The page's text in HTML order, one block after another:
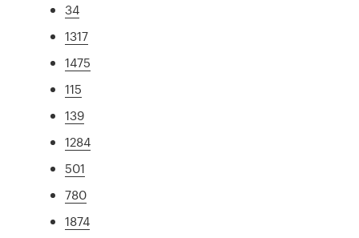
34
1317
1475
115
139
1284
501
780
1874